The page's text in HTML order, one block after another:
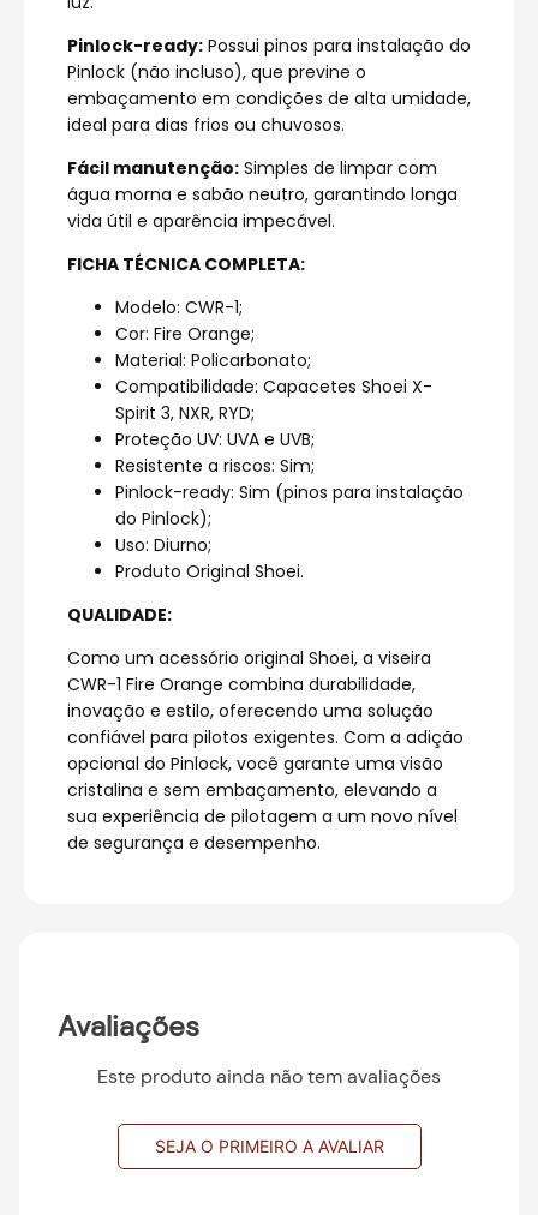
Pinlock-ready: Possui pinos para instalação do
Pinlock (não incluso), que previne o
embaçamento em condições de alta umidade,
ideal para dias frios ou chuvosos.
Fácil manutenção: Simples de limpar com
água morna e sabão neutro, garantindo longa
vida útil e aparência impecável.
FICHA TÉCNICA COMPLETA:
Modelo: CWR-1;
Cor: Fire Orange;
Material: Policarbonato;
Compatibilidade: Capacetes Shoei X-
Spirit 3, NXR, RYD;
Proteção UV: UVA e UVB;
Resistente a riscos: Sim;
Pinlock-ready: Sim (pinos para instalação
do Pinlock);
Uso: Diurno;
Produto Original Shoei.
QUALIDADE:
Como um acessório original Shoei, a viseira
CWR-1 Fire Orange combina durabilidade,
inovação e estilo, oferecendo uma solução
confiável para pilotos exigentes. Com a adição
opcional do Pinlock, você garante uma visão
cristalina e sem embaçamento, elevando a
sua experiência de pilotagem a um novo nível
de segurança e desempenho.
Avaliações
Este produto ainda não tem avaliações
SEJA O PRIMEIRO A AVALIAR